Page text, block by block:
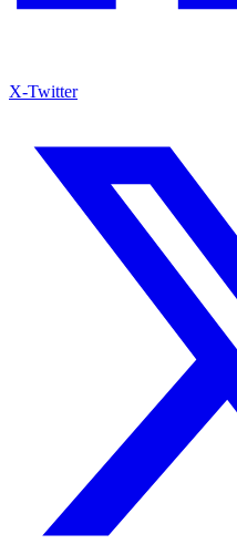
X-Twitter